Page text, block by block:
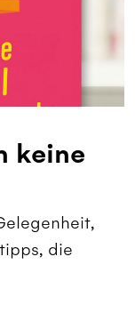
keine
die